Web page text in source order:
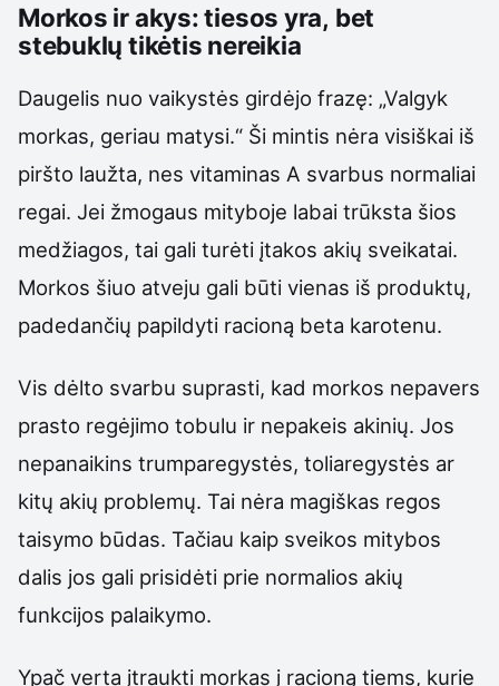
Morkos ir akys: tiesos yra, bet
stebuklų tikėtis nereikia
Daugelis nuo vaikystės girdėjo frazę: „Valgyk
morkas, geriau matysi.“ Ši mintis nėra visiškai iš
piršto laužta, nes vitaminas A svarbus normaliai
regai. Jei žmogaus mityboje labai trūksta šios
medžiagos, tai gali turėti įtakos akių sveikatai.
Morkos šiuo atveju gali būti vienas iš produktų,
padedančių papildyti racioną beta karotenu.
Vis dėlto svarbu suprasti, kad morkos nepavers
prasto regėjimo tobulu ir nepakeis akinių. Jos
nepanaikins trumparegystės, toliaregystės ar
kitų akių problemų. Tai nėra magiškas regos
taisymo būdas. Tačiau kaip sveikos mitybos
dalis jos gali prisidėti prie normalios akių
funkcijos palaikymo.
Ypač verta įtraukti morkas į racioną tiems, kurie